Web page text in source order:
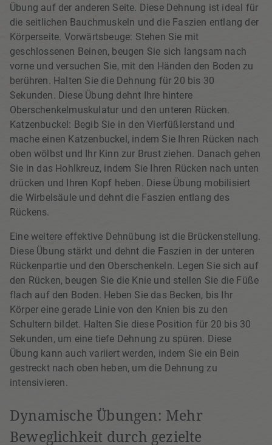
Übung auf der anderen Seite. Diese Dehnung ist ideal für
die seitlichen Bauchmuskeln und die Faszien entlang der
Körperseite. Vorwärtsbeuge: Stehen Sie mit
geschlossenen Beinen, beugen Sie sich langsam nach
vorne und versuchen Sie, mit den Händen den Boden zu
berühren. Halten Sie die Dehnung für 20 bis 30
Sekunden. Diese Übung dehnt Ihre hintere
Oberschenkelmuskulatur und den unteren Rücken.
Katzenbuckel: Begib Sie in den Vierfüßlerstand und
mache einen Katzenbuckel, indem Sie Ihren Rücken nach
oben wölbst und Ihr Kinn zur Brust ziehen. Danach gehen
Sie in das Hohlkreuz, indem Sie Ihren Rücken nach unten
drücken und Ihren Kopf heben. Diese Übung mobilisiert
die Wirbelsäule und dehnt die Faszien entlang des
Rückens.
Eine weitere effektive Dehnübung ist die Brückenstellung.
Diese Übung stärkt und dehnt die Faszien in der unteren
Rückenpartie und den Oberschenkeln. Legen Sie sich auf
den Rücken, beugen Sie die Knie und stellen Sie die Füße
flach auf den Boden. Heben Sie das Becken, bis Ihr
Körper eine gerade Linie von den Knien bis zu den
Schultern bildet. Halten Sie diese Position für 20 bis 30
Sekunden, um eine tiefe Dehnung zu spüren. Diese
Übung kann auch variiert werden, indem Sie ein Bein
gestreckt nach oben heben, um die Dehnung zu
intensivieren.
Dynamische Übungen: Mehr
Beweglichkeit durch gezielte